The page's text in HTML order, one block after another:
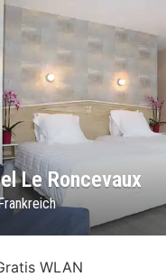
Bild
Le Roncevaux
WLAN